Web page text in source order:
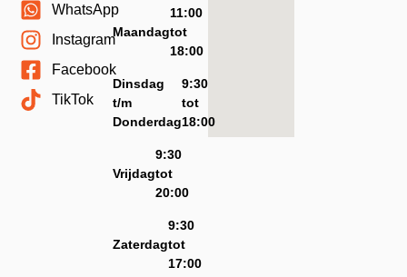
WhatsApp
Instagram
Facebook
TikTok
Maandag
11:00
tot
18:00
Dinsdag
t/m
Donderdag
9:30
tot
18:00
Vrijdag
9:30
tot
20:00
Zaterdag
9:30
tot
17:00